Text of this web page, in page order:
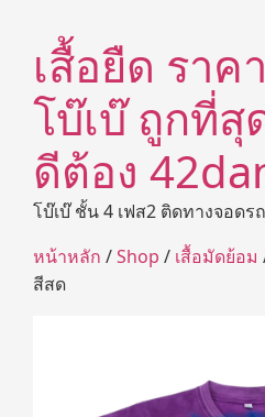
เสื้อยืด ราค
โบ๊เบ๊ ถูกที่
ดีต้อง
โบ๊เบ๊ ชั้น 4 เฟส2 ติดทางจอดร
หน้าหลัก /Shop / เสื้อมัดย้อม
สีสด